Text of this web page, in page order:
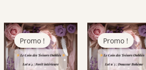
Promo ! Promo !